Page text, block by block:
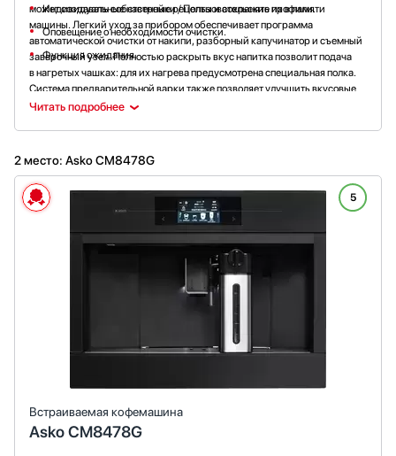
может создавать собственные рецепты и сохранять их в памяти
машины. Легкий уход за прибором обеспечивает программа
автоматической очистки от накипи, разборный капучинатор и съемный
заварочный узел. Полностью раскрыть вкус напитка позволит подача
в нагретых чашках: для их нагрева предусмотрена специальная полка.
Система предварительной варки также позволяет улучшить вкусовые
качества напитка.
Индивидуальные настройки / Пользовательские профили.
Оповещение о необходимости очистки.
Функция ожидания.
Читать подробнее
2 место: Asko CM8478G
5
Встраиваемая кофемашина
Asko CM8478G